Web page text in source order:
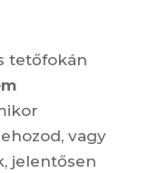
tetőfokán
vagy
jelentősen